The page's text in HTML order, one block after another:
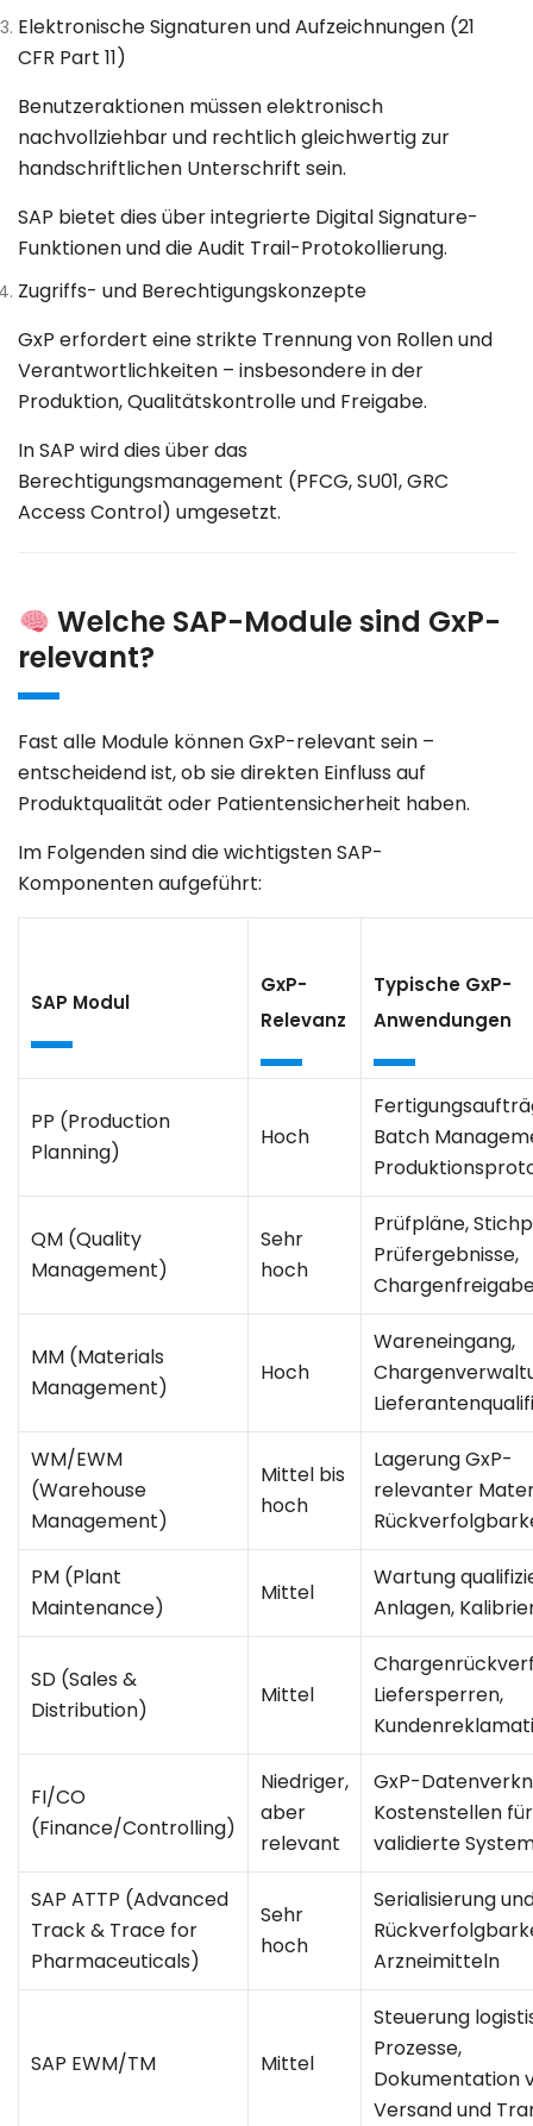
Elektronische Signaturen und Aufzeichnungen (21
CFR Part 11)
Benutzeraktionen müssen elektronisch
nachvollziehbar und rechtlich gleichwertig zur
handschriftlichen Unterschrift sein.
SAP bietet dies über integrierte Digital Signature-
Funktionen und dieAudit Trail-Protokollierung.
Zugriffs- und Berechtigungskonzepte
GxP erfordert einestrikte Trennung von Rollen und
Verantwortlichkeiten – insbesondere in der
Produktion, Qualitätskontrolle und Freigabe.
In SAP wird dies über das
Berechtigungsmanagement (PFCG, SU01, GRC
Access Control) umgesetzt.
Welche SAP-Module sind GxP-
relevant?
Fast alle Module können GxP-relevant sein –
entscheidend ist,ob sie direkten Einfluss auf
Produktqualität oder Patientensicherheit haben.
Im Folgenden sind die wichtigsten SAP-
Komponenten aufgeführt:
SAP Modul
GxP-
Relevanz
Typische GxP-
Anwendungen
PP (Production
Planning)
Hoch
Batch
QM (Quality
Management)
Sehr
hoch
Prüfpläne,
Prüfergebnisse,
MM (Materials
Management)
Hoch
Wareneingang,
WM/EWM
(Warehouse
Management)
Mittel bis
hoch
Lagerung GxP-
relevanter
PM (Plant
Maintenance)
Mittel
Wartung
Anlagen,
SD (Sales &
Distribution)
Mittel
Liefersperren,
FI/CO
(Finance/Controlling)
Niedriger,
aber
relevant
GxP-
Kostenstellen für
validierte
SAP ATTP (Advanced
Track & Trace for
Pharmaceuticals)
Sehr
hoch
Serialisierung
Arzneimitteln
SAP EWM/TM Mittel
Steuerung
Prozesse,
Dokumentation
Versand und